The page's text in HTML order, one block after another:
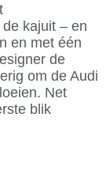
kajuit – en
en met één
de
om de Audi
Net
blik